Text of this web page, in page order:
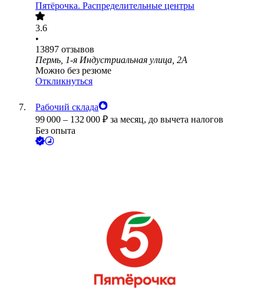
Пятёрочка. Распределительные центры
3.6
•
13897 отзывов
Пермь, 1-я Индустриальная улица, 2А
Можно без резюме
Откликнуться
Рабочий склада
99 000 – 132 000 ₽ за месяц, до вычета налогов
Без опыта